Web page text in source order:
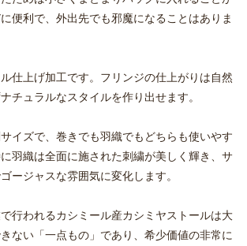
便利で、外出先でも邪魔になることはありま
仕上げ加工です。フリンジの仕上がりは自然
チュラルなスタイルを作り出せます。
イズで、巻きでも羽織でもどちらも使いやす
羽織は全面に施された刺繍が美しく輝き、サ
ージャスな雰囲気に変化します。
行われるカシミール産カシミヤストールは大
ない「一点もの」であり、希少価値の非常に